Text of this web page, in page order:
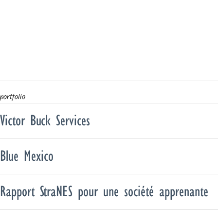
portfolio
Victor Buck Services
Blue Mexico
Rapport StraNES pour une société apprenante